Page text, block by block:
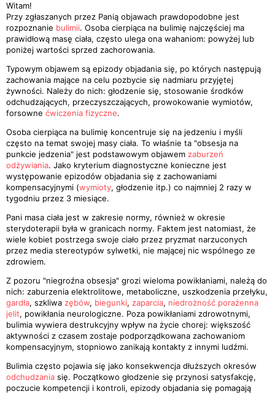
Witam!
Przy zgłaszanych przez Panią objawach prawdopodobne jest
rozpoznanie bulimii. Osoba cierpiąca na bulimię najczęściej ma
prawidłową masę ciała, często ulega ona wahaniom: powyżej lub
poniżej wartości sprzed zachorowania.
Typowym objawem są epizody objadania się, po których następują
zachowania mające na celu pozbycie się nadmiaru przyjętej
żywności. Należy do nich: głodzenie się, stosowanie środków
odchudzających, przeczyszczających, prowokowanie wymiotów,
forsowne ćwiczenia fizyczne.
Osoba cierpiąca na bulimię koncentruje się na jedzeniu i myśli
często na temat swojej masy ciała. To właśnie ta "obsesja na
punkcie jedzenia" jest podstawowym objawem zaburzeń
odżywiania. Jako kryterium diagnostyczne konieczne jest
występowanie epizodów objadania się z zachowaniami
kompensacyjnymi (wymioty, głodzenie itp.) co najmniej 2 razy w
tygodniu przez 3 miesiące.
Pani masa ciała jest w zakresie normy, również w okresie
sterydoterapii była w granicach normy. Faktem jest natomiast, że
wiele kobiet postrzega swoje ciało przez pryzmat narzuconych
przez media stereotypów sylwetki, nie mającej nic wspólnego ze
zdrowiem.
Z pozoru "niegroźna obsesja" grozi wieloma powikłaniami, należą do
nich: zaburzenia elektrolitowe, metaboliczne, uszkodzenia przełyku,
gardła, szkliwa zębów, biegunki, zaparcia, niedrożność porażenna
jelit, powikłania neurologiczne. Poza powikłaniami zdrowotnymi,
bulimia wywiera destrukcyjny wpływ na życie chorej: większość
aktywności z czasem zostaje podporządkowana zachowaniom
kompensacyjnym, stopniowo zanikają kontakty z innymi ludźmi.
Bulimia często pojawia się jako konsekwencja dłuższych okresów
odchudzania się. Początkowo głodzenie się przynosi satysfakcję,
poczucie kompetencji i kontroli, epizody objadania się pomagają